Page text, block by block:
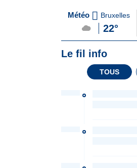
du Soir
Une
Météo Bruxelles
22°
Le fil info
TOUS